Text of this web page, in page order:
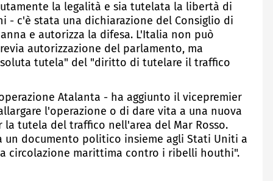
la legalità e sia tutelata la libertà di
- c'è stata una dichiarazione del Consiglio di
e autorizza la difesa. L'Italia non può
autorizzazione del parlamento, ma
tutela" del "diritto di tutelare il traffico
Atalanta - ha aggiunto il vicepremier
l'operazione o di dare vita a una nuova
tutela del traffico nell'area del Mar Rosso.
documento politico insieme agli Stati Uniti a
circolazione marittima contro i ribelli houthi".